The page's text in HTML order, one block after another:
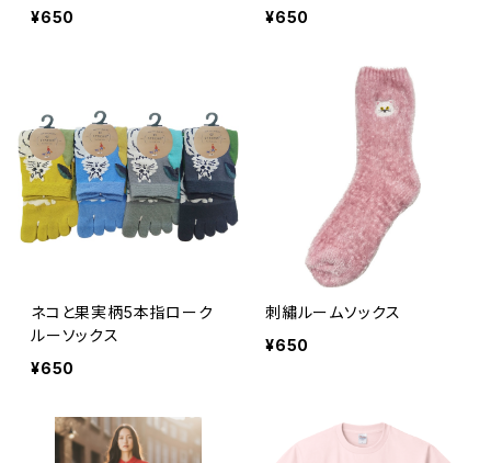
¥650
¥650
ネコと果実柄5本指ローク
ルーソックス
¥650
刺繡ルームソックス
¥650